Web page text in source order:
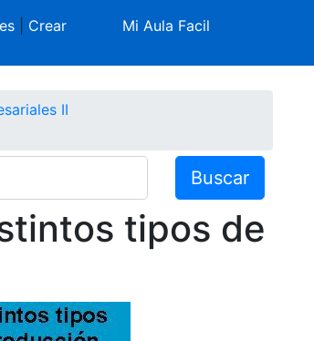
| Crear
Mi Aula Facil
II
Buscar
tipos de